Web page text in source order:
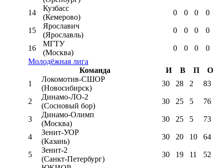
14
Кузбасс
(Кемерово)
0 0 0 0
15
Ярославич
(Ярославль)
0 0 0 0
16
МГТУ
(Москва)
0 0 0
0
Молодёжная лига
Команда
И В П
О
1
Локомотив-CШОР
(Новосибирск)
30 28 2 83
2
Динамо-ЛО-2
(Сосновый бор)
30 25 5 76
3
Динамо-Олимп
(Москва)
30 25 5 73
4
Зенит-УОР
(Казань)
30 20 10 64
5
Зенит-2
(Санкт-Петербург)
30 19 11 52